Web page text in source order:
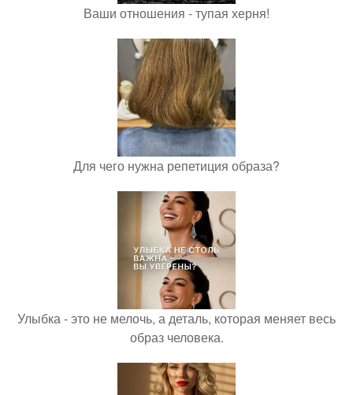
Ваши отношения - тупая херня!
Для чего нужна репетиция образа?
Улыбка - это не мелочь, а деталь, которая меняет весь
образ человека.